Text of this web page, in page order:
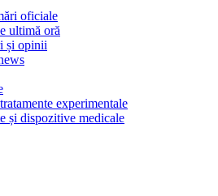
oficiale
ultimă oră
și opinii
experimentale
și dispozitive medicale